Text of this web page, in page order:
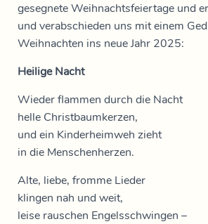
gesegnete Weihnachtsfeiertage und
und verabschieden uns mit einem
Weihnachten ins neue Jahr 2025:
Heilige Nacht
Wieder flammen durch die Nacht
helle Christbaumkerzen,
und ein Kinderheimweh zieht
in die Menschenherzen.
Alte, liebe, fromme Lieder
klingen nah und weit,
leise rauschen Engelsschwingen –